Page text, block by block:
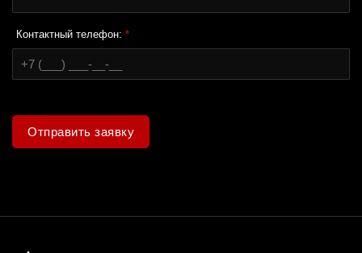
Контактный телефон: *
Отправить заявку